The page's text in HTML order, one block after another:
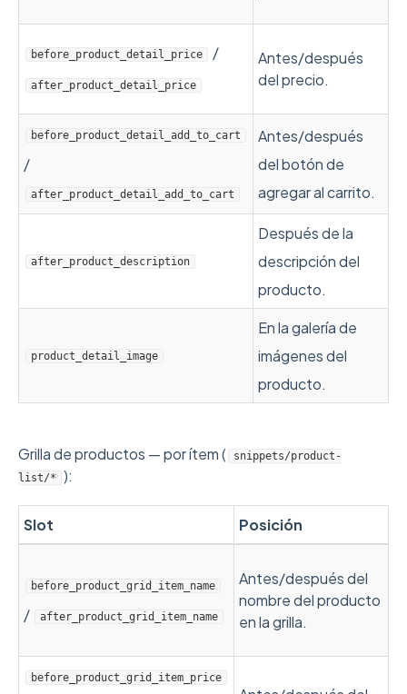
before_product_detail_price /
after_product_detail_price
Antes/después
del precio.
before_product_detail_add_to_cart
/
after_product_detail_add_to_cart
Antes/después
del botón de
agregar al carrito.
after_product_description
Después de la
descripción del
producto.
product_detail_image
En la galería de
imágenes del
producto.
Grilla de productos — por ítem (
snippets/product-
list/*
):
Slot Posición
before_product_grid_item_name
/ after_product_grid_item_name
Antes/después del
nombre del producto
en la grilla.
before_product_grid_item_price